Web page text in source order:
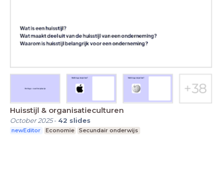
Huisstijl & organisatieculturen
October 2025- 42 slides
newEditor Economie Secundair onderwijs